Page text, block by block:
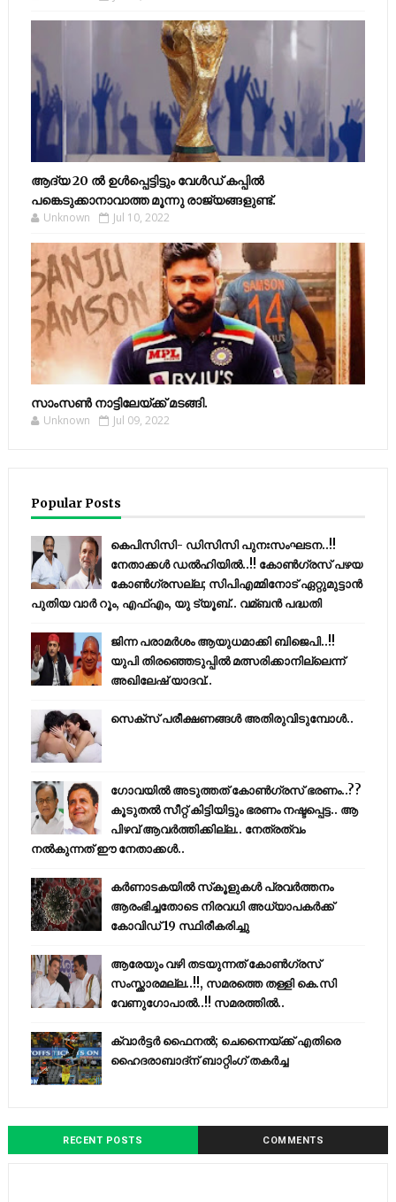
ആദ്യ 20 ല്‍ ഉള്‍പ്പെട്ടിട്ടും വേള്‍ഡ് കപ്പില്‍
പങ്കെടുക്കാനാവാത്ത മൂന്നു രാജ്യങ്ങളുണ്ട്.
Unknown Jul 10, 2022
സാംസണ്‍ നാട്ടിലേയ്‌ക്ക് മടങ്ങി.
Unknown Jul 09, 2022
Popular Posts
കെപിസിസി- ഡിസിസി പുനഃസംഘടന..!!
നേതാക്കൾ ഡൽഹിയിൽ..!! കോണ്‍ഗ്രസ് പഴയ
കോണ്‍ഗ്രസല്ല; സിപിഎമ്മിനോട് ഏറ്റുമുട്ടാന്‍
പുതിയ വാര്‍ റൂം, എഫ്‌എം, യു ട്യൂബ്.. വമ്ബന്‍ പദ്ധതി
ജിന്ന പരാമര്‍ശം ആയുധമാക്കി ബിജെപി..!!
യുപി തിരഞ്ഞെടുപ്പില്‍ മത്സരിക്കാനില്ലെന്ന്
അഖിലേഷ് യാദവ്..
സെക്സ് പരീക്ഷണങ്ങൾ അതിരുവിടുമ്പോൾ..
ഗോവയിൽ അടുത്തത് കോൺഗ്രസ് ഭരണം..??
കൂടുതൽ സീറ്റ് കിട്ടിയിട്ടും ഭരണം നഷ്ടപ്പെട്ട.. ആ
പിഴവ് ആവർത്തിക്കില്ല.. നേത്രത്വം
നൽകുന്നത് ഈ നേതാക്കൾ..
കര്‍ണാടകയില്‍ സ്‌കൂളുകള്‍ പ്രവര്‍ത്തനം
ആരംഭിച്ചതോടെ നിരവധി അധ്യാപകര്‍ക്ക്
കോവിഡ് 19 സ്ഥിരീകരിച്ചു
ആരേയും വഴി തടയുന്നത് കോണ്‍ഗ്രസ്
സംസ്ക്കാരമല്ല..!!, സമരത്തെ തള്ളി കെ.സി
വേണുഗോപാൽ..!! സമരത്തിൽ..
ക്വാർട്ടർ ഫൈനൽ; ചെന്നൈയ്ക്ക് എതിരെ
ഹൈദരാബാദ്ന് ബാറ്റിംഗ് തകർച്ച
RECENT POSTS COMMENTS